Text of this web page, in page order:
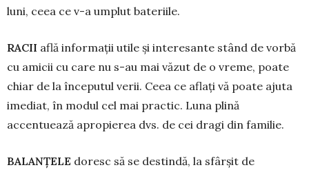
luni, ceea ce v-a umplut bateriile.
RACII află informații utile și interesante stând de vorbă
cu amicii cu care nu s-au mai văzut de o vreme, poate
chiar de la începutul verii. Ceea ce aflați vă poate ajuta
imediat, în modul cel mai practic. Luna plină
accentuează apropierea dvs. de cei dragi din familie.
BALANŢELE doresc să se destindă, la sfârșit de